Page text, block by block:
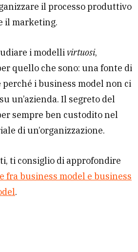
il processo produttivo
il marketing.
i modelli virtuosi,
quello che sono: una fonte di
i business model non ci
un’azienda. Il segreto del
sempre ben custodito nel
di un’organizzazione.
ti consiglio di approfondire
fra business model e business
.